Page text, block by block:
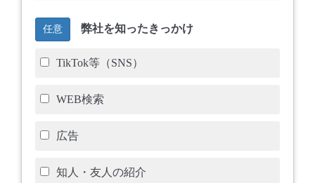
任意 弊社を知ったきっかけ
TikTok等（SNS）
WEB検索
広告
知人・友人の紹介